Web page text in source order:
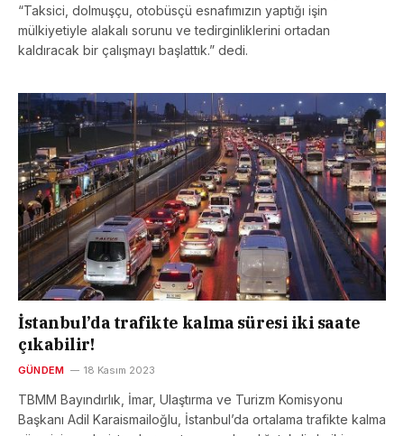
“Taksici, dolmuşçu, otobüsçü esnafımızın yaptığı işin
mülkiyetiyle alakalı sorunu ve tedirginliklerini ortadan
kaldıracak bir çalışmayı başlattık.” dedi.
İstanbul’da trafikte kalma süresi iki saate
çıkabilir!
GÜNDEM 18 Kasım 2023
TBMM Bayındırlık, İmar, Ulaştırma ve Turizm Komisyonu
Başkanı Adil Karaismailoğlu, İstanbul’da ortalama trafikte kalma